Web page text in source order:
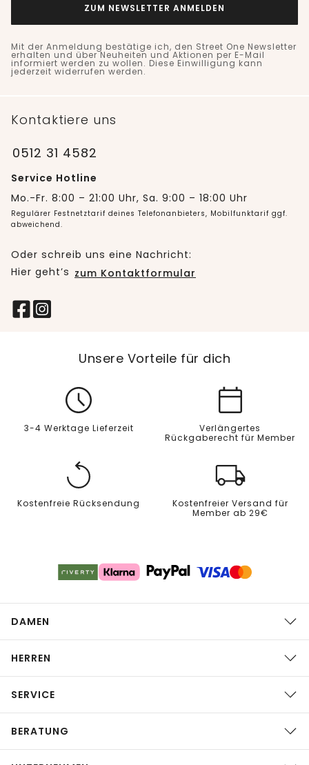
ZUM NEWSLETTER ANMELDEN
Mit der Anmeldung bestätige ich, den Street One Newsletter
erhalten und über Neuheiten und Aktionen per E-Mail
informiert werden zu wollen. Diese Einwilligung kann
jederzeit widerrufen werden.
Kontaktiere uns
0512 31 4582
Service Hotline
Mo.-Fr. 8:00 – 21:00 Uhr, Sa. 9:00 – 18:00 Uhr
Regulärer Festnetztarif deines Telefonanbieters, Mobilfunktarif ggf.
abweichend.
Oder schreib uns eine Nachricht:
Hier geht’s zum Kontaktformular
Unsere Vorteile für dich
3-4 Werktage Lieferzeit
Verlängertes
Rückgaberecht für Member
Kostenfreie Rücksendung
Kostenfreier Versand für
Member ab 29€
DAMEN
HERREN
SERVICE
BERATUNG